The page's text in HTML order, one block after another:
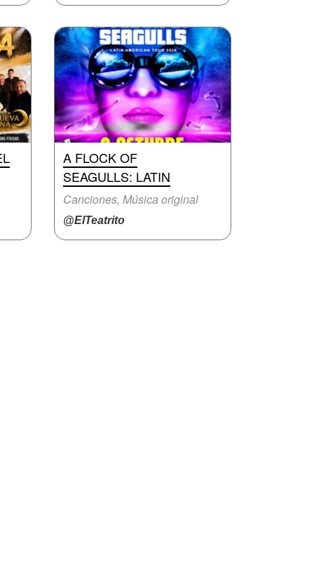
A FLOCK OF
SEAGULLS: LATIN
Canciones, Música original
@ElTeatrito